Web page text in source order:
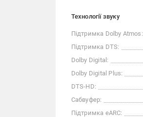
Технології звуку
Підтримка Dolby Atmos:
Підтримка DTS:
Dolby Digital:
Dolby Digital Plus:
DTS-HD:
Сабвуфер:
Підтримка eARC: